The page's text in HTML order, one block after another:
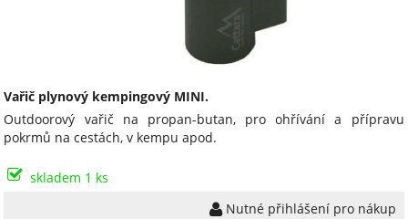
Vařič plynový kempingový MINI.
Outdoorový vařič na propan-butan, pro ohřívání a přípravu
pokrmů na cestách, v kempu apod.
skladem 1 ks
Nutné přihlášení pro nákup